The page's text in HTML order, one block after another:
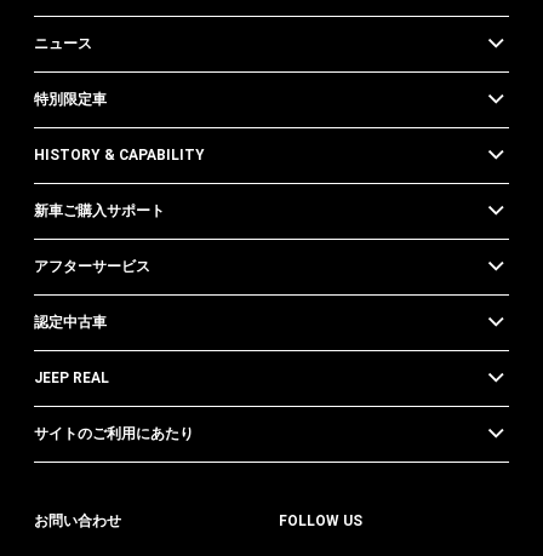
ニュース
特別限定車
HISTORY & CAPABILITY
新車ご購入サポート
アフターサービス
認定中古車
JEEP REAL
サイトのご利用にあたり
お問い合わせ FOLLOW US